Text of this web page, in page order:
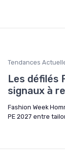
Tendances
Les défilés
signaux à
Fashion Week
PE 2027 entre